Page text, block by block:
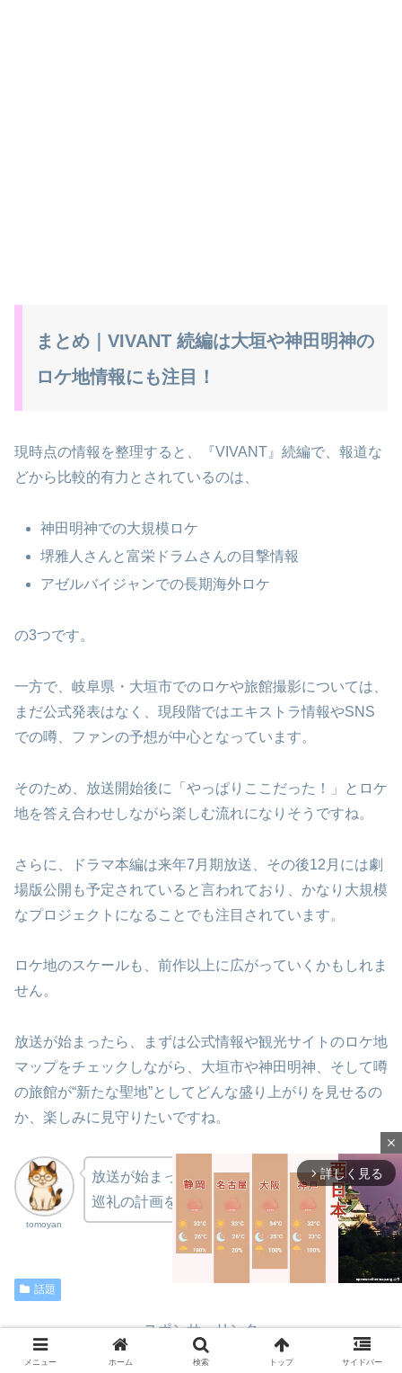
まとめ｜VIVANT 続編は大垣や神田明神の
ロケ地情報にも注目！
現時点の情報を整理すると、『VIVANT』続編で、報道な
どから比較的有力とされているのは、
神田明神での大規模ロケ
堺雅人さんと富栄ドラムさんの目撃情報
アゼルバイジャンでの長期海外ロケ
の3つです。
一方で、岐阜県・大垣市でのロケや旅館撮影については、
まだ公式発表はなく、現段階ではエキストラ情報やSNS
での噂、ファンの予想が中心となっています。
そのため、放送開始後に「やっぱりここだった！」とロケ
地を答え合わせしながら楽しむ流れになりそうですね。
さらに、ドラマ本編は来年7月期放送、その後12月には劇
場版公開も予定されていると言われており、かなり大規模
なプロジェクトになることでも注目されています。
ロケ地のスケールも、前作以上に広がっていくかもしれま
せん。
放送が始まったら、まずは公式情報や観光サイトのロケ地
マップをチェックしながら、大垣市や神田明神、そして噂
の旅館が“新たな聖地”としてどんな盛り上がりを見せるの
か、楽しみに見守りたいですね。
tomoyan
放送が始まったら、ロケ地答え合わせと聖地
巡礼の計画を同時進行で楽しみましょう！
話題
スポンサーリンク
メニュー ホーム 検索 トップ サイドバー
close
arrow_forward_ios 詳しく見る